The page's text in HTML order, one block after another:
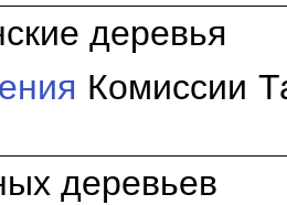
деревья
Комиссии
деревьев